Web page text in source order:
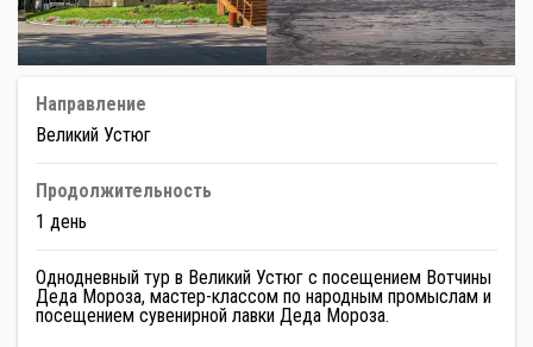
Направление
Великий Устюг
Продолжительность
1 день
Однодневный тур в Великий Устюг с посещением Вотчины
Деда Мороза, мастер-классом по народным промыслам и
посещением сувенирной лавки Деда Мороза.